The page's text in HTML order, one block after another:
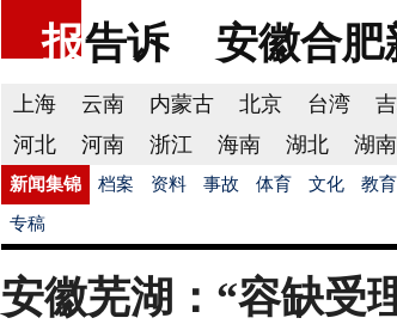
报告诉 安徽合肥
上海 云南 内蒙古 北京 台湾
河北
河南 浙江 海南 湖北 湖南
新闻集锦 档案 资料 事故 体育 文化 教育
专稿
安徽芜湖：“容缺受